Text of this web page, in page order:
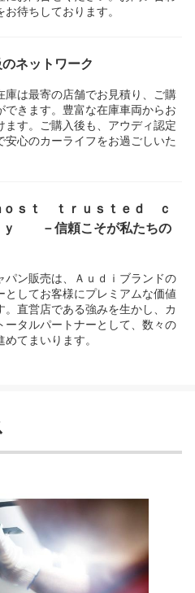
待ちしております。
ネットワーク
庫は最寄の店舗でお見積り、ご購
できます。豊富な在庫車両からお
ます。ご購入後も、アウディ認定
安心のカーライフをお過ごしいた
ｓｔ ｔｒｕｓｔｅｄ ｃ
ｙ －信頼こそが私たちの
パン販売は、Ａｕｄｉブランドの
としてお客様にプレミアムな価値
。直営店である強みを生かし、カ
ータルパートナーとして、数々の
てまいります。